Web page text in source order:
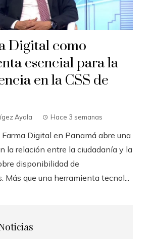
Digital como
esencial para la
en la CSS de
Ayala Hace 3 semanas
Digital en Panamá abre una
la relación entre la ciudadanía y la
disponibilidad de
Más que una herramienta tecnol...